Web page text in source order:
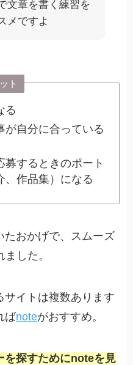
文章を書く練習を
メですよ
ト
る
が自分に合っている
募するときのポート
、作品集）になる
たおかげで、スムーズ
した。
サイトは複数あります
ばnoteがおすすめ。
を探すためにnoteを見